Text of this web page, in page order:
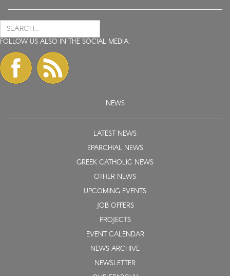
FOLLOW US ALSO IN THE SOCIAL MEDIA:
NEWS
LATEST NEWS
EPARCHIAL NEWS
GREEK CATHOLIC NEWS
OTHER NEWS
UPCOMING EVENTS
JOB OFFERS
PROJECTS
EVENT CALENDAR
NEWS ARCHIVE
NEWSLETTER